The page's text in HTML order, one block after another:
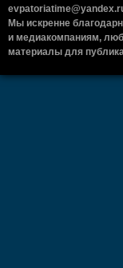
Мы искренне
и медиакомпаниям,
материалы для